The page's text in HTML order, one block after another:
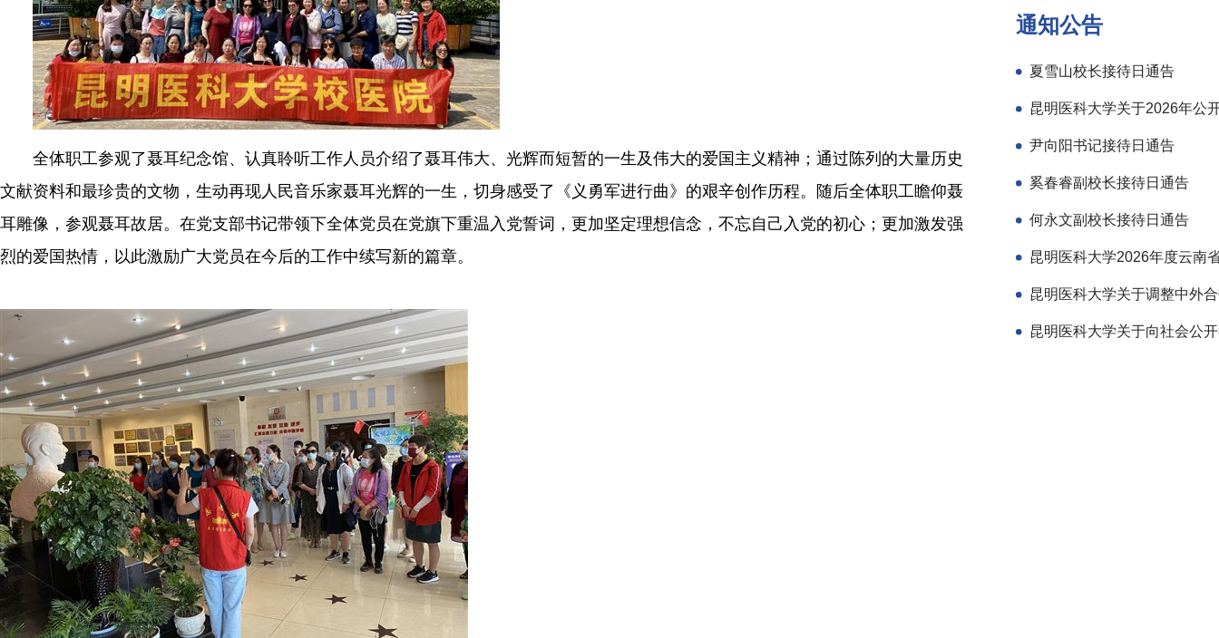
全体职工参观了聂耳纪念馆、认真聆听工作人员介绍了聂耳伟大、光辉而短暂的一生及伟大的爱国主义精神；通过陈列的大量历史
文献资料和最珍贵的文物，生动再现人民音乐家聂耳光辉的一生，切身感受了《义勇军进行曲》的艰辛创作历程。随后全体职工瞻仰聂
耳雕像，参观聂耳故居。在党支部书记带领下全体党员在党旗下重温入党誓词，更加坚定理想信念，不忘自己入党的初心；更加激发强
烈的爱国热情，以此激励广大党员在今后的工作中续写新的篇章。
通知公告
夏雪山校长接待日通告
尹向阳书记接待日通告
奚春睿副校长接待日通告
何永文副校长接待日通告